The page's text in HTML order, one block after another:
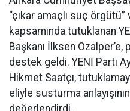
“çıkar amaçlı suç
kapsamında tutuklanan
Başkanı İlksen Özalper’e,
destek geldi. YENİ Parti
Hikmet Saatçı,
eliyle susturma